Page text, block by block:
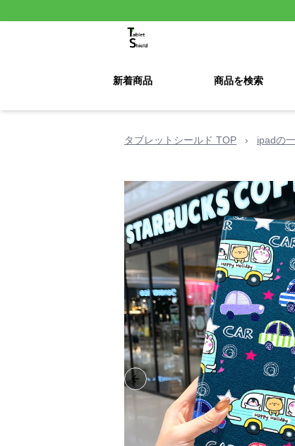
新着商品 商品を検索
タブレットシールド TOP › ipadの
Previous slide